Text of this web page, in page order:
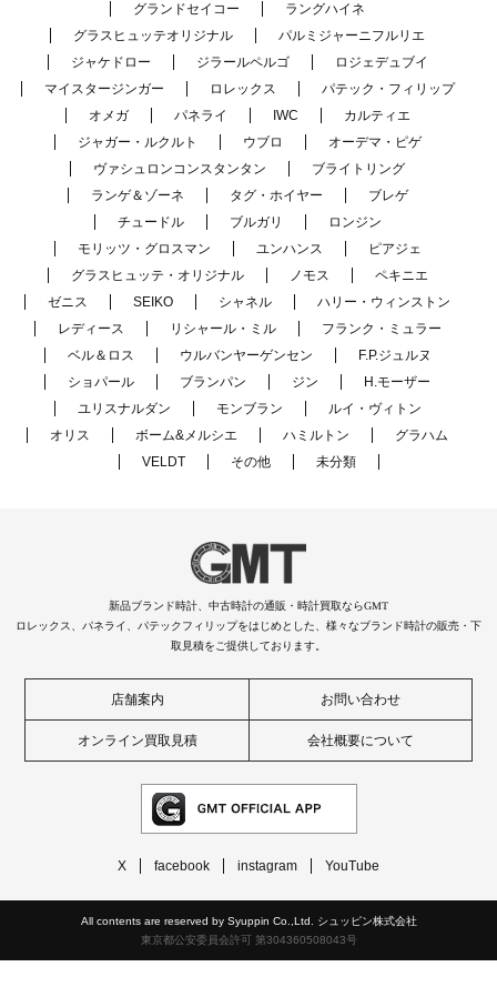
グランドセイコー
ラングハイネ
グラスヒュッテオリジナル
パルミジャーニフルリエ
ジャケドロー
ジラールペルゴ
ロジェデュブイ
マイスタージンガー
ロレックス
パテック・フィリップ
オメガ
パネライ IWC
カルティエ
ジャガー・ルクルト
ウブロ
オーデマ・ピゲ
ヴァシュロンコンスタンタン
ブライトリング
ランゲ＆ゾーネ
タグ・ホイヤー
ブレゲ
チュードル
ブルガリ
ロンジン
モリッツ・グロスマン
ユンハンス
ピアジェ
グラスヒュッテ・オリジナル
ノモス
ペキニエ
ゼニス
SEIKO シャネル
ハリー・ウィンストン
レディース
リシャール・ミル
フランク・ミュラー
ベル＆ロス
ウルバンヤーゲンセン
F.P.ジュルヌ
ショパール
ブランパン ジン
H.モーザー
ユリスナルダン
モンブラン
ルイ・ヴィトン
オリス
ボーム&メルシエ ハミルトン
グラハム
VELDT
その他 未分類
新品ブランド時計、中古時計の通販・時計買取ならGMT
ロレックス、パネライ、パテックフィリップをはじめとした、様々なブランド時計の販売・下
取見積をご提供しております。
店舗案内 お問い合わせ
オンライン買取見積 会社概要について
X facebook instagram YouTube
All contents are reserved by Syuppin Co.,Ltd. シュッピン株式会社
東京都公安委員会許可 第304360508043号